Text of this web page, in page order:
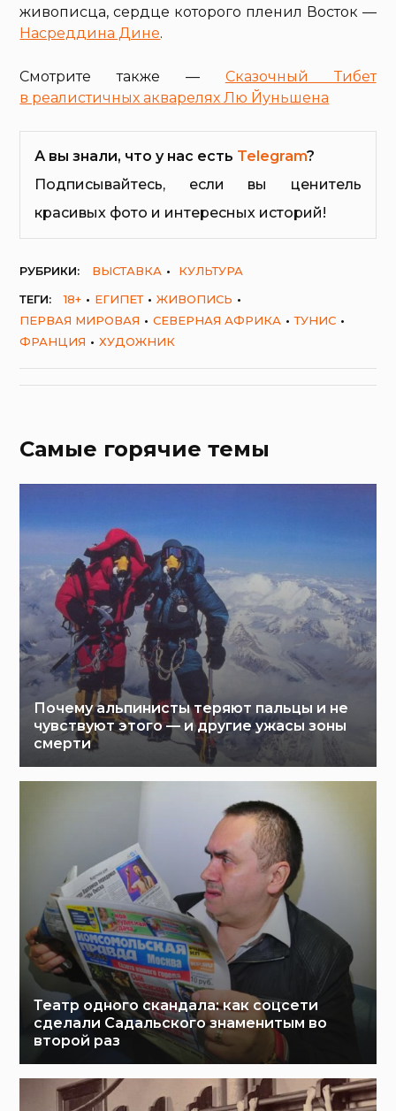
живописца, сердце которого пленил Восток —
Насреддина Дине.
Смотрите также — Сказочный Тибет
в реалистичных акварелях Лю Йуньшена
А вы знали, что у нас есть Telegram?
Подписывайтесь, если вы ценитель
красивых фото и интересных историй!
РУБРИКИ: ВЫСТАВКА
КУЛЬТУРА
ТЕГИ:
18+ ЕГИПЕТ
ЖИВОПИСЬ
ПЕРВАЯ МИРОВАЯ
СЕВЕРНАЯ АФРИКА
ТУНИС
ФРАНЦИЯ
ХУДОЖНИК
Самые горячие темы
Почему альпинисты теряют пальцы и не
чувствуют этого — и другие ужасы зоны
смерти
Театр одного скандала: как соцсети
сделали Садальского знаменитым во
второй раз